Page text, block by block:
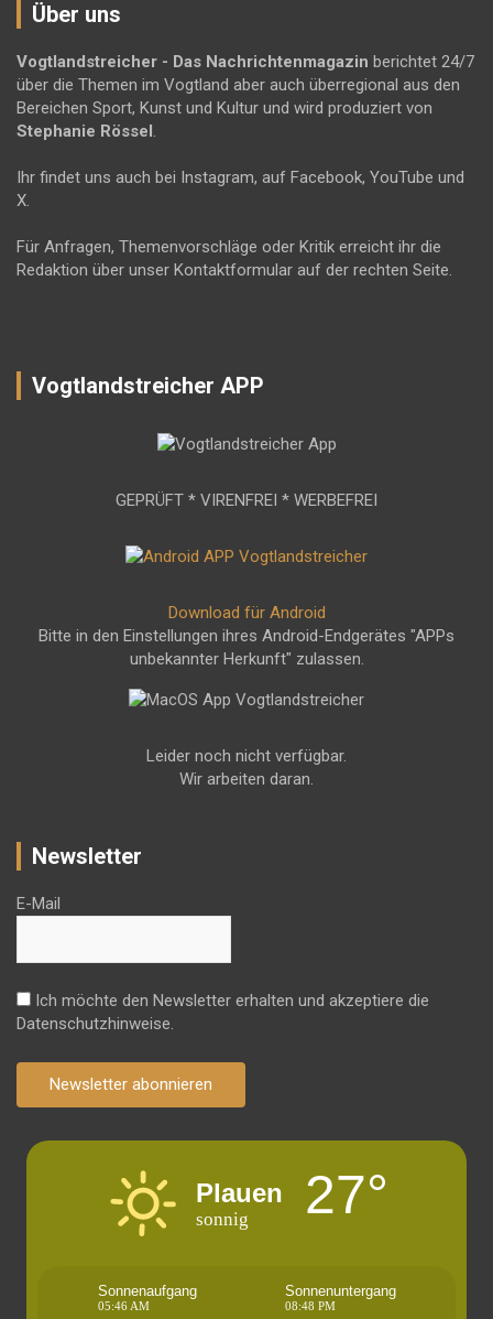
Über uns
Vogtlandstreicher - Das Nachrichtenmagazin berichtet 24/7
über die Themen im Vogtland aber auch überregional aus den
Bereichen Sport, Kunst und Kultur und wird produziert von
Stephanie Rössel .
Ihr findet uns auch bei Instagram, auf Facebook, YouTube und
X.
Für Anfragen, Themenvorschläge oder Kritik erreicht ihr die
Redaktion über unser Kontaktformular auf der rechten Seite.
Vogtlandstreicher APP
GEPRÜFT * VIRENFREI * WERBEFREI
Download für Android
Bitte in den Einstellungen ihres Android-Endgerätes "APPs
unbekannter Herkunft" zulassen.
Leider noch nicht verfügbar.
Wir arbeiten daran.
Newsletter
E-Mail
Ich möchte den Newsletter erhalten und akzeptiere die
Datenschutzhinweise.
Newsletter abonnieren
Plauen
sonnig 27°
Sonnenaufgang
05:46 AM
Sonnenuntergang
08:48 PM